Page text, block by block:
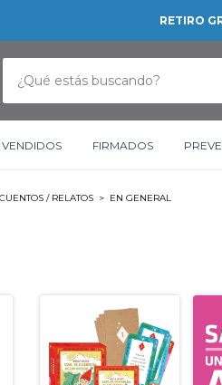
RETIRO
VENDIDOS FIRMADOS
CUENTOS / RELATOS > EN GENERAL